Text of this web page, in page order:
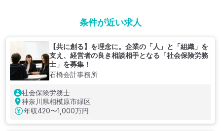
条件が近い求人
【共に創る】を理念に。企業の「人」と「組織」を
支え、経営者の良き相談相手となる「社会保険労務
士」を募集！
石橋会計事務所
社会保険労務士
神奈川県相模原市緑区
年収420〜1,000万円